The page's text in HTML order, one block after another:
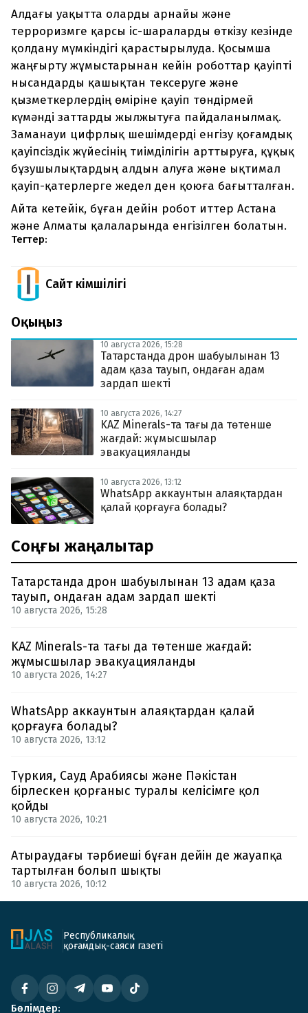
Алдағы уақытта оларды арнайы және
терроризмге қарсы іс-шараларды өткізу кезінде
қолдану мүмкіндігі қарастырылуда. Қосымша
жаңғырту жұмыстарынан кейін роботтар қауіпті
нысандарды қашықтан тексеруге және
қызметкерлердің өміріне қауіп төндірмей
күмәнді заттарды жылжытуға пайдаланылмақ.
Заманауи цифрлық шешімдерді енгізу қоғамдық
қауіпсіздік жүйесінің тиімділігін арттыруға, құқық
бұзушылықтардың алдын алуға және ықтимал
қауіп-қатерлерге жедел ден қоюға бағытталған.
Айта кетейік, бұған дейін робот иттер Астана
және Алматы қалаларында енгізілген болатын.
Тегтер:
Сайт Әкімшілігі
Оқыңыз
10 августа 2026, 15:28
Татарстанда дрон шабуылынан 13
адам қаза тауып, ондаған адам
зардап шекті
10 августа 2026, 14:27
KAZ Minerals-та тағы да төтенше
жағдай: жұмысшылар
эвакуацияланды
10 августа 2026, 13:12
WhatsApp аккаунтын алаяқтардан
қалай қорғауға болады?
Соңғы жаңалықтар
Татарстанда дрон шабуылынан 13 адам қаза
тауып, ондаған адам зардап шекті
10 августа 2026, 15:28
KAZ Minerals-та тағы да төтенше жағдай:
жұмысшылар эвакуацияланды
10 августа 2026, 14:27
WhatsApp аккаунтын алаяқтардан қалай
қорғауға болады?
10 августа 2026, 13:12
Түркия, Сауд Арабиясы және Пәкістан
бірлескен қорғаныс туралы келісімге қол
қойды
10 августа 2026, 10:21
Атыраудағы тәрбиеші бұған дейін де жауапқа
тартылған болып шықты
10 августа 2026, 10:12
Республикалық
қоғамдық-саяси газеті
Бөлімдер: